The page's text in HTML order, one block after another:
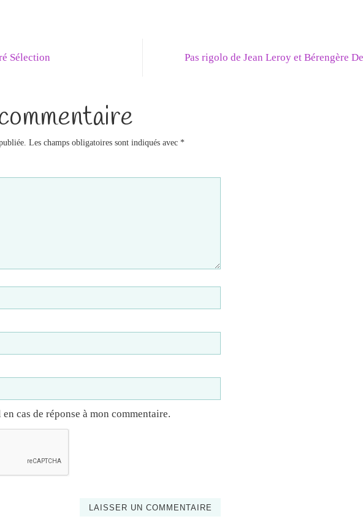
Sélection Pas rigolo de Jean Leroy et Bérengère
Les champs obligatoires sont indiqués avec *
cas de réponse à mon commentaire.